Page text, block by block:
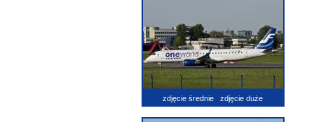
zdjęcie średnie zdjęcie duże